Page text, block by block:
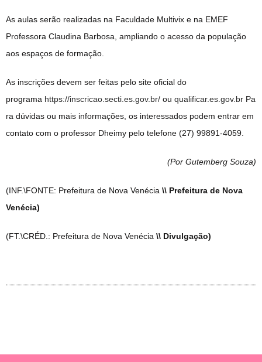
As aulas serão realizadas na Faculdade Multivix e na EMEF
Professora Claudina Barbosa, ampliando o acesso da população
aos espaços de formação.
As inscrições devem ser feitas pelo site oficial do
programa https://inscricao.secti.es.gov.br/ ou qualificar.es.gov.br Pa
ra dúvidas ou mais informações, os interessados podem entrar em
contato com o professor Dheimy pelo telefone (27) 99891-4059.
(Por Gutemberg Souza)
(INF.\FONTE: Prefeitura de Nova Venécia \\ Prefeitura de Nova
Venécia)
(FT.\CRÉD.: Prefeitura de Nova Venécia \\ Divulgação)